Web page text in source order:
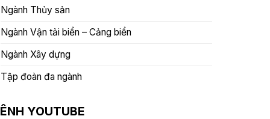
Ngành Thủy sản
Ngành Vận tải biển – Cảng biển
Ngành Xây dựng
Tập đoàn đa ngành
YOUTUBE